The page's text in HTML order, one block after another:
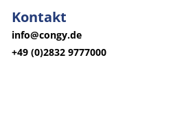
Kontakt
info@congy.de
+49 (0)2832 9777000